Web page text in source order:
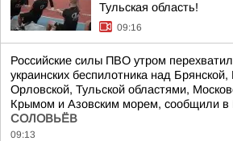
Тульская область!
09:16
Российские силы ПВО утром
украинских беспилотника над
Орловской, Тульской областями,
Крымом и Азовским морем, сообщили
СОЛОВЬЁВ
09:13